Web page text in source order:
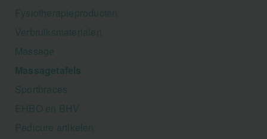
Fysiotherapieproducten
Verbruiksmaterialen
Massage
Massagetafels
Sportbraces
EHBO en BHV
Pedicure artikelen